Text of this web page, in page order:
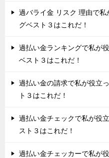
過バライ金 リスク 理由で
グベスト３はこれだ！
過払い金ランキングで私が
ベスト３はこれだ！
過払い金の請求で私が役立
ト３はこれだ！
過払い金チェックで私が役
スト３はこれだ！
過払い金チェッカーで私が